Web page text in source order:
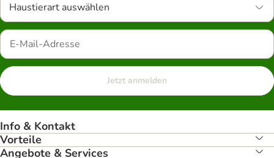
Haustierart auswählen
Jetzt anmelden
Info & Kontakt
Vorteile
Angebote & Services